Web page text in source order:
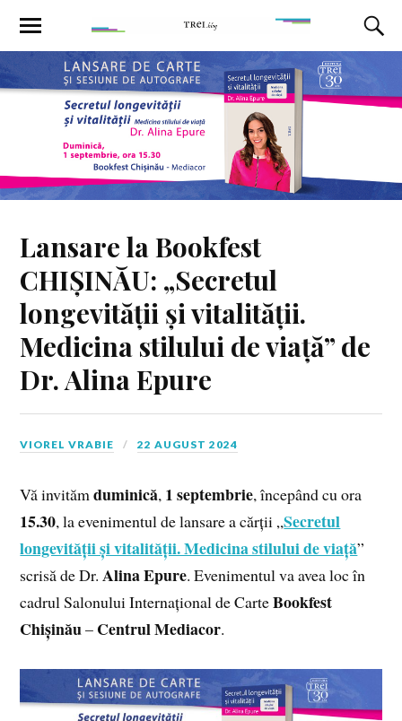
Lansare la Bookfest
CHIȘINĂU: „Secretul
longevității și vitalității.
Medicina stilului de viață” de
Dr. Alina Epure
VIOREL VRABIE 22 AUGUST 2024
Vă invitămduminică, 1 septembrie, începând cu ora
15.30, la evenimentul de lansare a cărții „Secretul
longevității și vitalității. Medicina stilului de viață”
scrisă de Dr. Alina Epure. Evenimentul va avea loc în
cadrul Salonului Internațional de CarteBookfest
Chișinău– Centrul Mediacor.